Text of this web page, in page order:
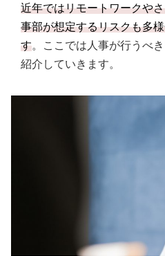
近年ではリモートワークや
事部が想定するリスクも多
す。ここでは人事が行うべ
紹介していきます。